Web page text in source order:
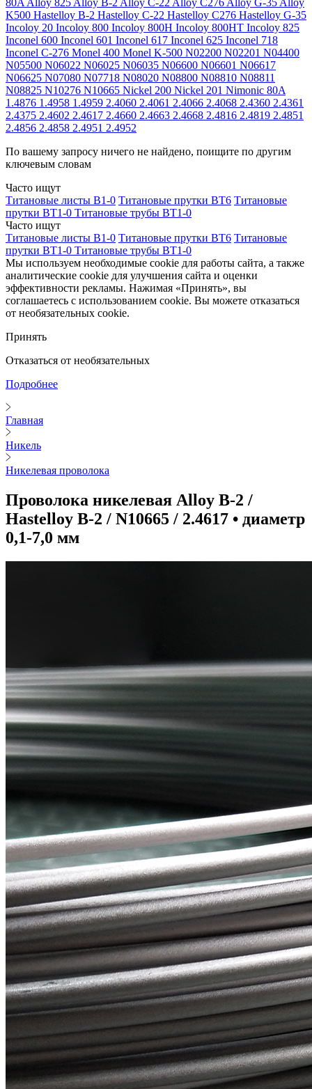
80A Alloy 825 Alloy B-2 Alloy C-22 Alloy C276 Alloy G-35 Alloy
K500 Hastelloy B-2 Hastelloy C-22 Hastelloy C276 Hastelloy G-35
Incoloy 20 Incoloy 800 Incoloy 800H Incoloy 800HT Incoloy 825
Inconel 600 Inconel 601 Inconel 617 Inconel 625 Inconel 718
Inconel C-276 Monel 400 Monel K-500 N02200 N02201 N04400
N05500 N06022 N06025 N06035 N06600 N06601 N06617
N06625 N07080 N07718 N08020 N08800 N08810 N08811
N08825 N10276 N10665 Nickel 200 Nickel 201 Nimonic 80A
1.4876 1.4958 1.4959 2.4060 2.4061 2.4066 2.4068 2.4360 2.4361
2.4375 2.4602 2.4617 2.4660 2.4663 2.4668 2.4816 2.4819 2.4851
2.4856 2.4858 2.4951 2.4952
По вашему запросу ничего не найдено, поищите по другим
ключевым словам
Часто ищут
Титановые листы В1-0 Титановые прутки ВТ6 Титановые
прутки ВТ1-0 Титановые трубы ВТ1-0
Часто ищут
Титановые листы В1-0 Титановые прутки ВТ6 Титановые
прутки ВТ1-0 Титановые трубы ВТ1-0
Мы используем необходимые cookie для работы сайта, а также
аналитические cookie для улучшения сайта и оценки
эффективности рекламы. Нажимая «Принять», вы
соглашаетесь с использованием cookie. Вы можете отказаться
от необязательных cookie.
Принять
Отказаться от необязательных
Подробнее
Главная
Никель
Никелевая проволока
Проволока никелевая Alloy B-2 /
Hastelloy B-2 / N10665 / 2.4617 • диаметр
0,1-7,0 мм